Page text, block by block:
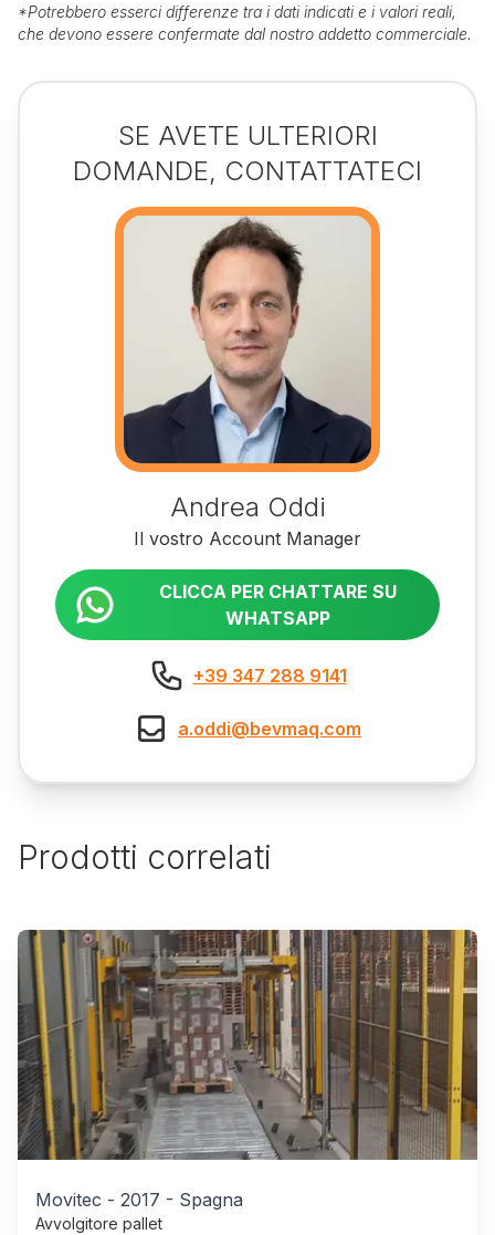
*Potrebbero esserci differenze tra i dati indicati e i valori reali,
che devono essere confermate dal nostro addetto commerciale.
SE AVETE ULTERIORI
DOMANDE, CONTATTATECI
Andrea Oddi
Il vostro Account Manager
CLICCA PER CHATTARE SU
WHATSAPP
+39 347 288 9141
a.oddi@bevmaq.com
Prodotti correlati
Movitec - 2017 - Spagna
Avvolgitore pallet